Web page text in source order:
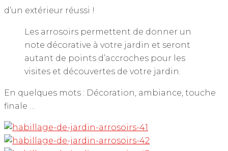
d’un extérieur réussi !
Les arrosoirs permettent de donner un
note décorative à votre jardin et seront
autant de points d’accroches pour les
visites et découvertes de votre jardin.
En quelques mots : Décoration, ambiance, touche
finale …